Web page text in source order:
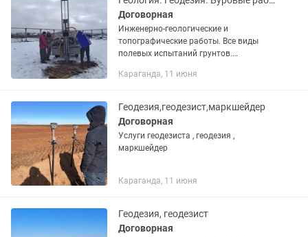
Договорная
Инженерно-геологические и
топографические работы. Все виды
полевых испытаний грунтов.
Испытания сваями.
Караганда, 11 июня
Геодезия,геодезист,маркшейдер
Договорная
Услуги геодезиста , геодезия ,
маркшейдер
Караганда, 11 июня
Геодезия, геодезист
Договорная